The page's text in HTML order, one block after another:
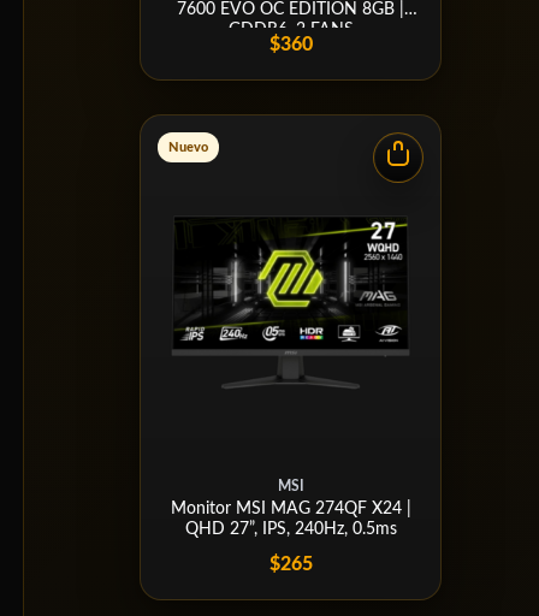
7600 EVO OC EDITION 8GB |
GDDR6, 2 FANS
$360
Nuevo
MSI
Monitor MSI MAG 274QF X24 |
QHD 27”, IPS, 240Hz, 0.5ms
$265